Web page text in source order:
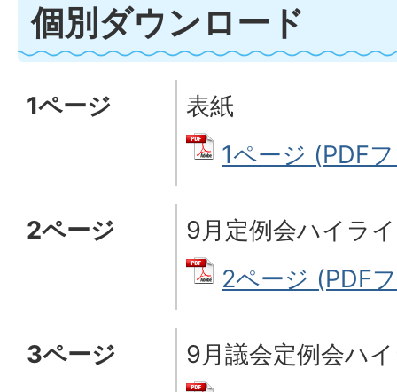
個別ダウンロード
1ページ
表紙
1ページ (PDF
2ページ
9月定例会ハイラ
2ページ (PDF
3ページ
9月議会定例会ハ